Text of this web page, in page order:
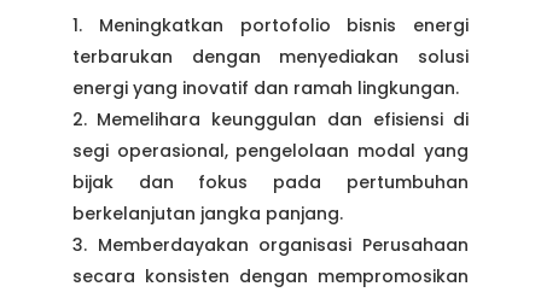
Meningkatkan portofolio bisnis energi
terbarukan dengan menyediakan solusi
energi yang inovatif dan ramah lingkungan.
Memelihara keunggulan dan efisiensi di
segi operasional, pengelolaan modal yang
bijak dan fokus pada pertumbuhan
berkelanjutan jangka panjang.
Memberdayakan organisasi Perusahaan
secara konsisten dengan mempromosikan